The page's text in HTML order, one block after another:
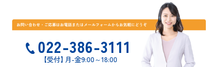
022-386-3111
【受付】 月-金9:00～18:00